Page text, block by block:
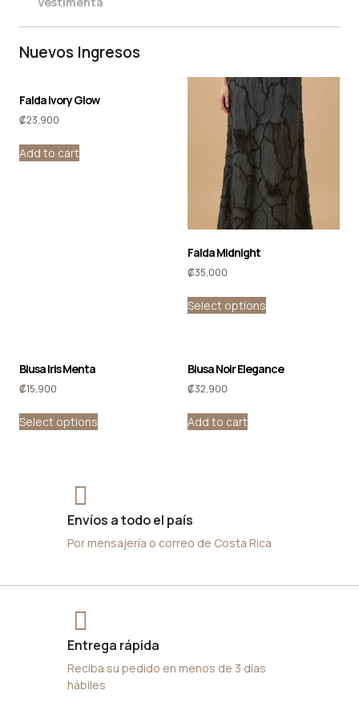
Nuevos Ingresos
Falda Ivory Glow
₡23,900
Add to cart
Falda Midnight
₡35,000
Select options
Blusa Iris Menta
₡15,900
Select options
Blusa Noir Elegance
₡32,900
Add to cart
Envíos a todo el país
Por mensajería o correo de Costa Rica
Entrega rápida
Reciba su pedido en menos de 3 días
hábiles